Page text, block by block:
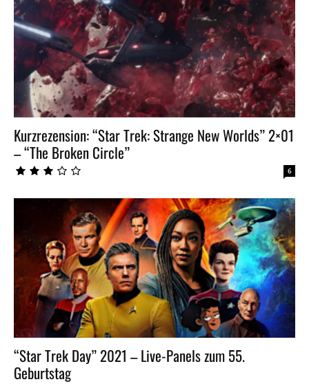
Kurzrezension: “Star Trek: Strange New Worlds” 2×01
– “The Broken Circle”
6
“Star Trek Day” 2021 – Live-Panels zum 55.
Geburtstag